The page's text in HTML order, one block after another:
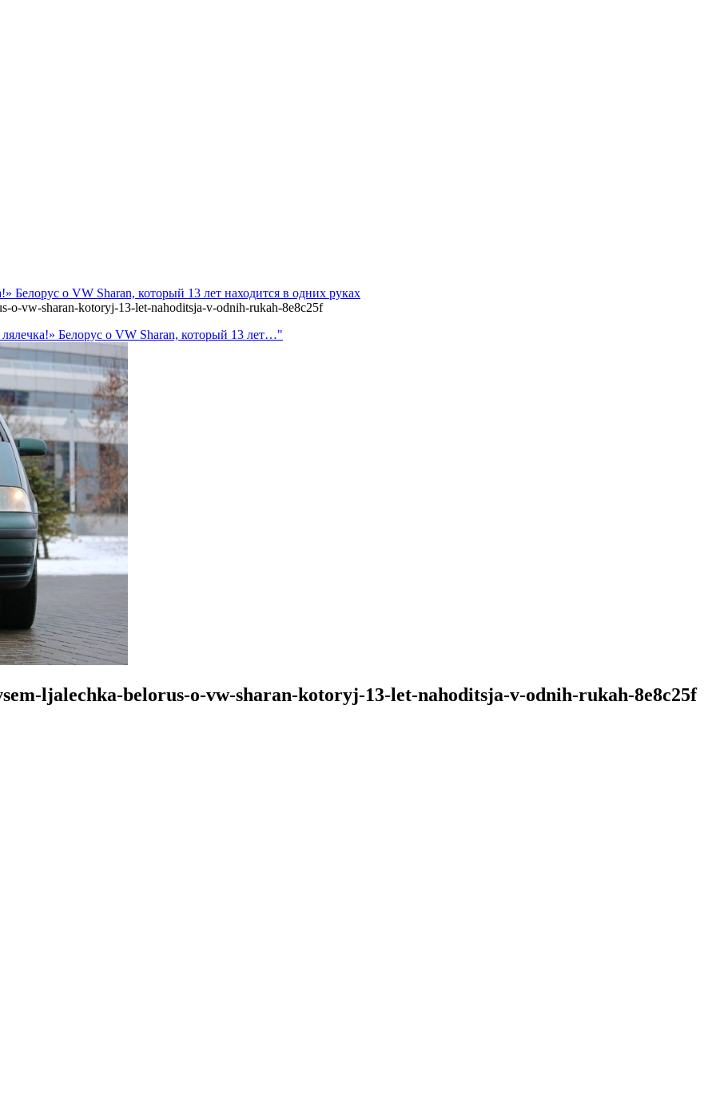
Белорус о VW Sharan, который 13 лет находится в одних руках
o-vw-sharan-kotoryj-13-let-nahoditsja-v-odnih-rukah-8e8c25f
Белорус о VW Sharan, который 13 лет…"
ljalechka-belorus-o-vw-sharan-kotoryj-13-let-nahoditsja-v-odnih-rukah-8e8c25f